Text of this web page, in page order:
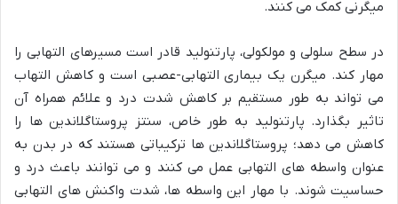
میگرنی کمک می کنند.
در سطح سلولی و مولکولی، پارتنولید قادر است مسیرهای التهابی را
مهار کند. میگرن یک بیماری التهابی-عصبی است و کاهش التهاب
می تواند به طور مستقیم بر کاهش شدت درد و علائم همراه آن
تاثیر بگذارد. پارتنولید به طور خاص، سنتز پروستاگلاندین ها را
کاهش می دهد؛ پروستاگلاندین ها ترکیباتی هستند که در بدن به
عنوان واسطه های التهابی عمل می کنند و می توانند باعث درد و
حساسیت شوند. با مهار این واسطه ها، شدت واکنش های التهابی